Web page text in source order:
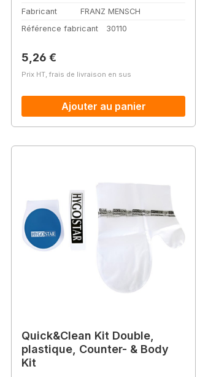
Fabricant
FRANZ MENSCH
Référence fabricant
30110
Prix régulier :
5,26 €
Prix HT, frais de livraison en sus
Ajouter au panier
Quick&Clean Kit Double,
plastique, Counter- & Body
Kit